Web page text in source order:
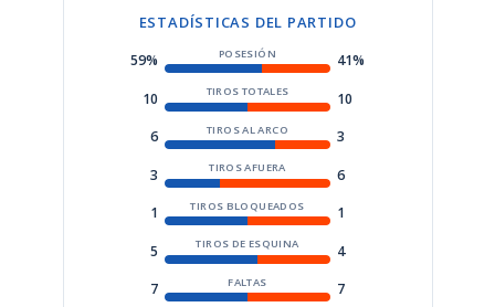
ESTADÍSTICAS DEL PARTIDO
59% POSESIÓN 41%
10 TIROS TOTALES 10
6 TIROS AL ARCO 3
3 TIROS AFUERA 6
1 TIROS BLOQUEADOS 1
5 TIROS DE ESQUINA 4
7 FALTAS 7